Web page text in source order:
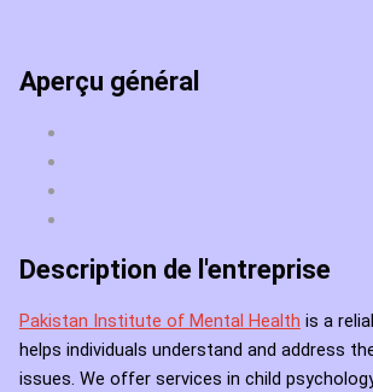
Aperçu général
Description de l'entreprise
Pakistan Institute of Mental Health is a
helps individuals understand and address
issues. We offer services in child